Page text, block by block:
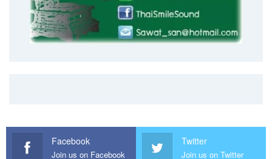
Facebook
Join us on Facebook
Twitter
Join us on Twitter